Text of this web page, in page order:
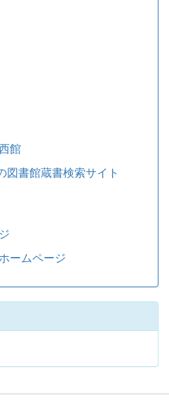
館
図書館蔵書検索サイト
ームページ